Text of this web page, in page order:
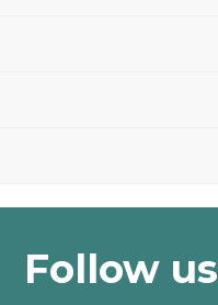
Follow us